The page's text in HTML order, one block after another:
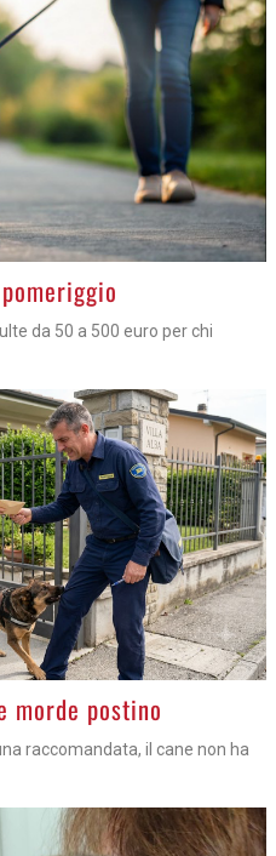
da 50 a 500 euro per chi
morde postino
raccomandata, il cane non ha